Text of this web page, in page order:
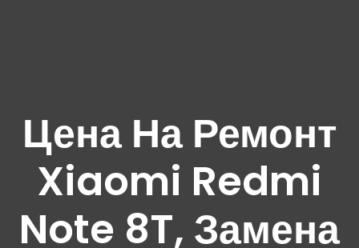
Цена На Ремонт
Xiaomi Redmi
Note 8T, Замена